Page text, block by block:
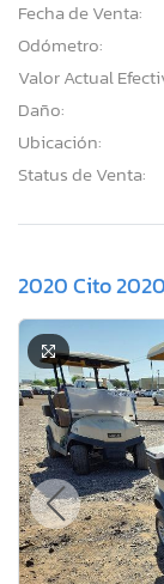
Fecha de Venta:
Odómetro:
Valor Actual
Daño:
Ubicación:
Status de Venta:
2020 Cito